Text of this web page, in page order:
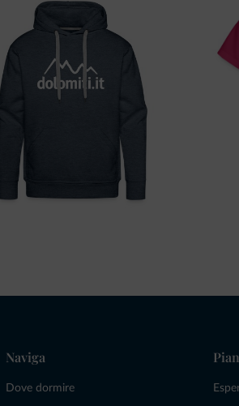
Naviga
Dove dormire